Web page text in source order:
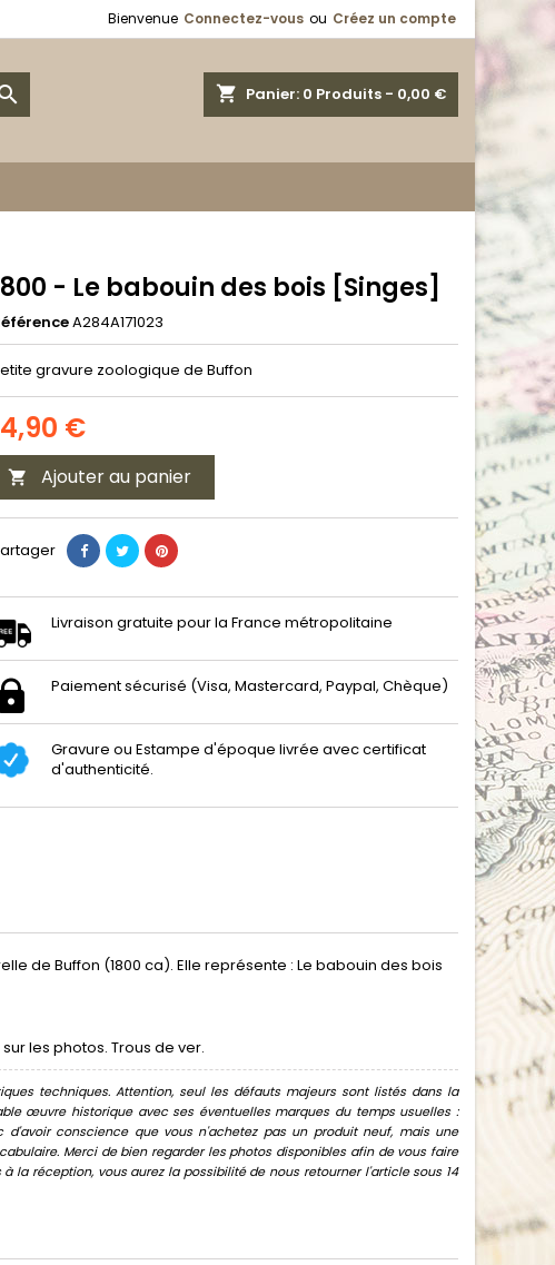
Bienvenue Connectez-vous ou Créez un compte
shopping_cart Panier: 0 Produits - 0,00 €
- Le babouin des bois [Singes]
A284A171023
gravure zoologique de Buffon
€
 Ajouter au panier
Livraison gratuite pour la France métropolitaine
Paiement sécurisé (Visa, Mastercard, Paypal, Chèque)
Gravure ou Estampe d'époque livrée avec certificat
d'authenticité.
de Buffon (1800 ca). Elle représente : Le babouin des bois
les photos. Trous de ver.
techniques. Attention, seul les défauts majeurs sont listés dans la
œuvre historique avec ses éventuelles marques du temps usuelles :
d'avoir conscience que vous n'achetez pas un produit neuf, mais une
Merci de bien regarder les photos disponibles afin de vous faire
réception, vous aurez la possibilité de nous retourner l'article sous 14